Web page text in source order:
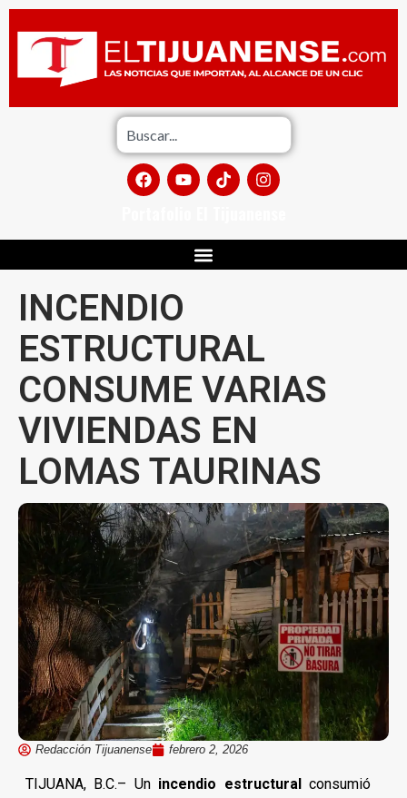
INCENDIO
ESTRUCTURAL
CONSUME VARIAS
VIVIENDAS EN
LOMAS TAURINAS
Redacción Tijuanense febrero 2, 2026
TIJUANA, B.C.– Un incendio estructuralconsumió